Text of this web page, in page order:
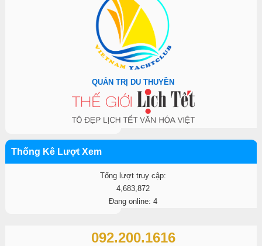
QUẢN TRỊ DU THUYỀN
Thống Kê Lượt Xem
Tổng lượt truy cập:
4,683,872
Đang online: 4
092.200.1616